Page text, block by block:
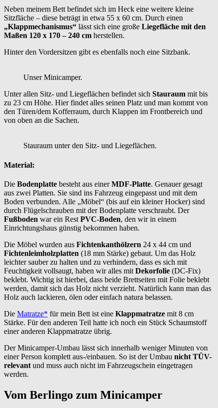
Neben meinem Bett befindet sich im Heck eine weitere kleine
Sitzfläche – diese beträgt in etwa 55 x 60 cm. Durch einen
„Klappmechanismus“ lässt sich eine große Liegefläche mit den
Maßen 120 x 170 – 240 cm herstellen.
Hinter den Vordersitzen gibt es ebenfalls noch eine Sitzbank.
Unser Minicamper.
Unter allen Sitz- und Liegeflächen befindet sich Stauraum mit bis
zu 23 cm Höhe. Hier findet alles seinen Platz und man kommt von
den Türen/dem Kofferraum, durch Klappen im Frontbereich und
von oben an die Sachen.
Stauraum unter den Sitz- und Liegeflächen.
Material:
Die Bodenplatte besteht aus einerMDF-Platte. Genauer gesagt
aus zwei Platten. Sie sind ins Fahrzeug eingepasst und mit dem
Boden verbunden. Alle „Möbel“ (bis auf ein kleiner Hocker) sind
durch Flügelschrauben mit der Bodenplatte verschraubt. Der
Fußboden war ein Rest PVC-Boden, den wir in einem
Einrichtungshaus günstig bekommen haben.
Die Möbel wurden aus Fichtenkanthölzern 24 x 44 cm und
Fichtenleimholzplatten (18 mm Stärke) gebaut. Um das Holz
leichter sauber zu halten und zu verhindern, dass es sich mit
Feuchtigkeit vollsaugt, haben wir alles mit Dekorfolie (DC-Fix)
beklebt. Wichtig ist hierbei, dass beide Brettseiten mit Folie beklebt
werden, damit sich das Holz nicht verzieht. Natürlich kann man das
Holz auch lackieren, ölen oder einfach natura belassen.
Die Matratze* für mein Bett ist eine Klappmatratze mit 8 cm
Stärke. Für den anderen Teil hatte ich noch ein Stück Schaumstoff
einer anderen Klappmatratze übrig.
Der Minicamper-Umbau lässt sich innerhalb weniger Minuten von
einer Person komplett aus-/einbauen. So ist der Umbau nicht TÜV-
relevant und muss auch nicht im Fahrzeugschein eingetragen
werden.
Vom Berlingo zum Minicamper